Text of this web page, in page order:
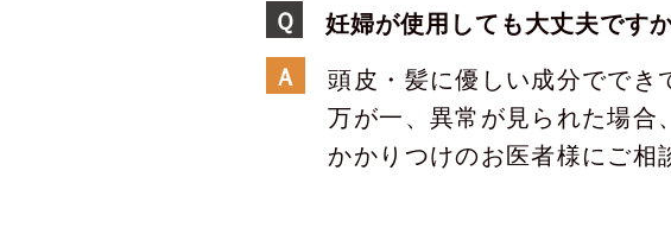
Ｑ
妊婦が使用しても大丈夫です
Ａ
頭皮・髪に優しい成分ででき
万が一、異常が見られた場合
かかりつけのお医者様にご